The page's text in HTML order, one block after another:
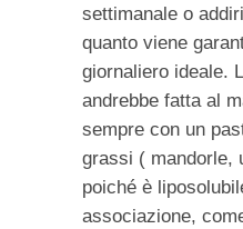
settimanale o
quanto viene
giornaliero ideale.
andrebbe fatta al
sempre con un
grassi ( mandorle,
poiché è
associazione,